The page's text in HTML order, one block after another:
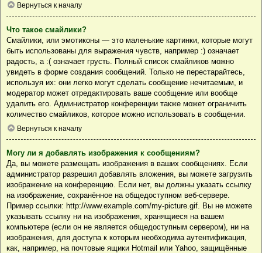
Вернуться к началу
Что такое смайлики?
Смайлики, или эмотиконы — это маленькие картинки, которые могут
быть использованы для выражения чувств, например :) означает
радость, а :( означает грусть. Полный список смайликов можно
увидеть в форме создания сообщений. Только не перестарайтесь,
используя их: они легко могут сделать сообщение нечитаемым, и
модератор может отредактировать ваше сообщение или вообще
удалить его. Администратор конференции также может ограничить
количество смайликов, которое можно использовать в сообщении.
Вернуться к началу
Могу ли я добавлять изображения к сообщениям?
Да, вы можете размещать изображения в ваших сообщениях. Если
администратор разрешил добавлять вложения, вы можете загрузить
изображение на конференцию. Если нет, вы должны указать ссылку
на изображение, сохранённое на общедоступном веб-сервере.
Пример ссылки: http://www.example.com/my-picture.gif. Вы не можете
указывать ссылку ни на изображения, хранящиеся на вашем
компьютере (если он не является общедоступным сервером), ни на
изображения, для доступа к которым необходима аутентификация,
как, например, на почтовые ящики Hotmail или Yahoo, защищённые